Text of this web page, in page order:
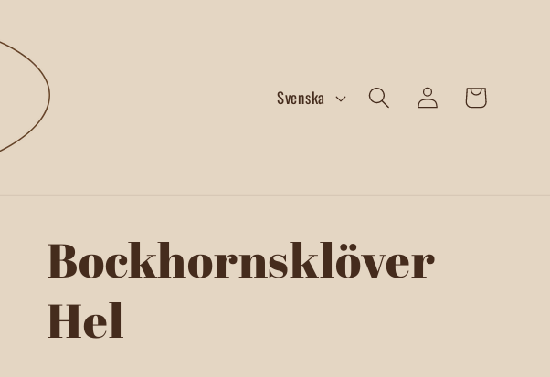
S
Svenska
Logga
in
Varukorg
Bockhornsklöver
Hel